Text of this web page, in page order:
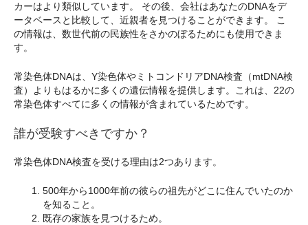
カーはより類似しています。 その後、会社はあなたのDNAをデ
ータベースと比較して、近親者を見つけることができます。 こ
の情報は、数世代前の民族性をさかのぼるためにも使用できま
す。
常染色体DNAは、Y染色体やミトコンドリアDNA検査（mtDNA検
査）よりもはるかに多くの遺伝情報を提供します。これは、22の
常染色体すべてに多くの情報が含まれているためです。
誰が受験すべきですか？
常染色体DNA検査を受ける理由は2つあります。
500年から1000年前の彼らの祖先がどこに住んでいたのか
を知ること。
既存の家族を見つけるため。